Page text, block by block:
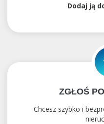
Dodaj ją
ZGŁOŚ
Chcesz szybko i